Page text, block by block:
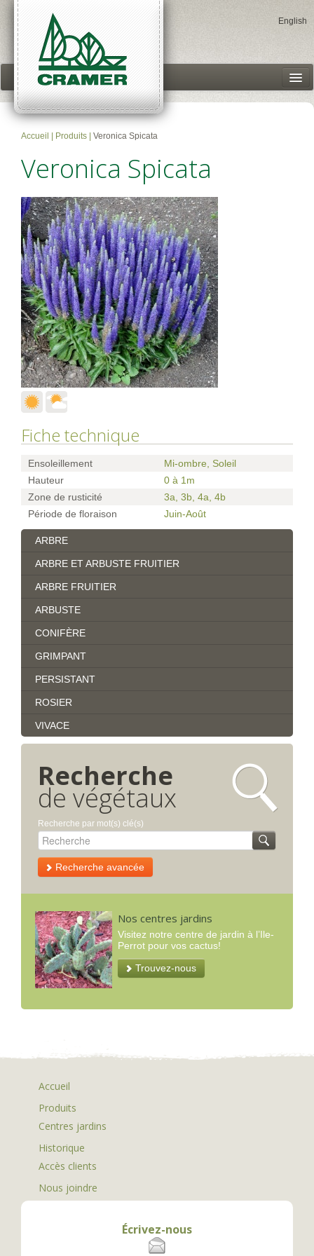
English
Centres jardins
Produits
Accès client
Accueil Produits Veronica Spicata
Veronica Spicata
Fiche technique
Ensoleillement
Mi-ombre, Soleil
Hauteur
0 à 1m
Zone de rusticité
3a 3b 4a 4b
Période de floraison
Juin-Août
ARBRE
ARBRE ET ARBUSTE FRUITIER
ARBRE FRUITIER
ARBUSTE
CONIFÈRE
GRIMPANT
PERSISTANT
ROSIER
VIVACE
Recherche
de végétaux
Recherche par mot(s) clé(s)
Recherche avancée
Nos centres jardins
Visitez notre centre de jardin à l’Ile-
Perrot pour vos cactus!
Trouvez-nous
Accueil
Produits
Centres jardins
Historique
Accès clients
Nous joindre
Écrivez-nous